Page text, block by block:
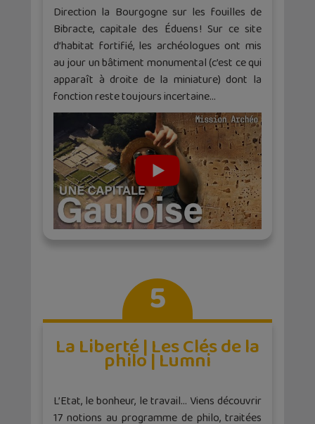
Direction la Bourgogne sur les fouilles de
Bibracte, capitale des Éduens ! Sur ce site
d’habitat fortifié, les archéologues ont mis
au jour un bâtiment monumental (c’est ce qui
apparaît à droite de la miniature) dont la
fonction reste toujours incertaine…
5
La Liberté | Les Clés de la
philo | Lumni
L’Etat, le bonheur, le travail… Viens découvrir
17 notions au programme de philo, traitées